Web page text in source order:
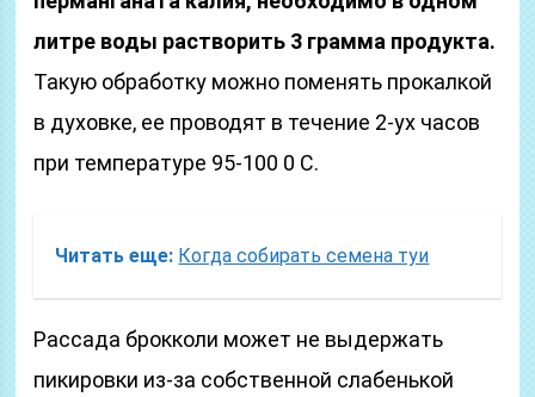
литре воды растворить 3 грамма продукта.
Такую обработку можно поменять прокалкой
в духовке, ее проводят в течение 2-ух часов
при температуре 95-100 0 С.
Читать еще: Когда собирать семена туи
Рассада брокколи может не выдержать
пикировки из-за собственной слабенькой